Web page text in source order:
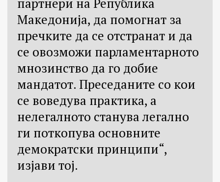
Македонија, да помогнат за
пречките да се отстранат и да
се овозможи парламентарното
мнозинство да го добие
мандатот. Преседаните со кои
се воведува практика, а
нелегалното станува легално
ги поткопува основните
демократски принципи“,
изјави тој.